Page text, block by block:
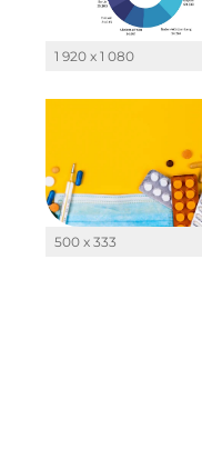
Clean Power
Die Macherei
Die
Docunite
Dr. Aribert
1 920 x 1 080
500 x 333